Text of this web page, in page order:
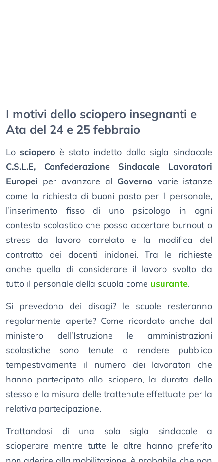
I motivi dello sciopero insegnanti e
Ata del 24 e 25 febbraio
Lo sciopero è stato indetto dalla sigla sindacale
C.S.L.E, Confederazione Sindacale Lavoratori
Europei per avanzare al Governo varie istanze
come la richiesta di buoni pasto per il personale,
l’inserimento fisso di uno psicologo in ogni
contesto scolastico che possa accertare burnout o
stress da lavoro correlato e la modifica del
contratto dei docenti inidonei. Tra le richieste
anche quella di considerare il lavoro svolto da
tutto il personale della scuola come usurante.
Si prevedono dei disagi? le scuole resteranno
regolarmente aperte? Come ricordato anche dal
ministero dell’Istruzione le amministrazioni
scolastiche sono tenute a rendere pubblico
tempestivamente il numero dei lavoratori che
hanno partecipato allo sciopero, la durata dello
stesso e la misura delle trattenute effettuate per la
relativa partecipazione.
Trattandosi di una sola sigla sindacale a
scioperare mentre tutte le altre hanno preferito